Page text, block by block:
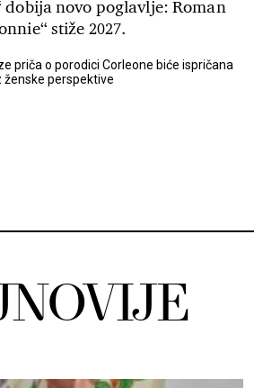
dobija novo poglavlje: Roman
stiže 2027.
priča o porodici Corleone biće ispričana
ženske perspektive